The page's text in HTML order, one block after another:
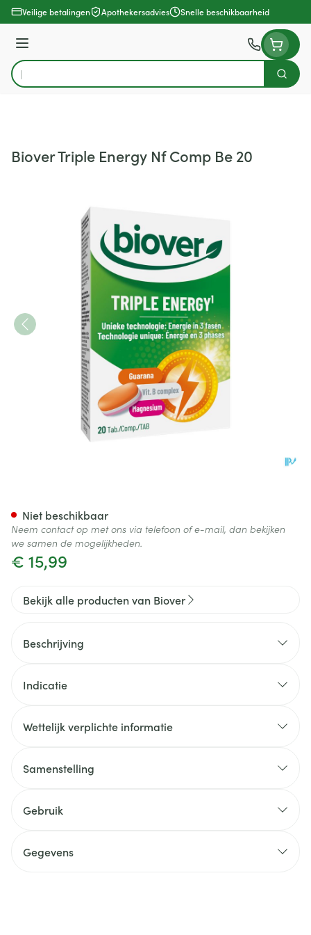
Ga naar de inhoud
Veilige betalingen Apothekersadvies Snelle beschikbaarheid
Menu
Product, merk, categorie...
Zoek
Biover Triple Energy Nf Comp Be 20
€ 15,99
Niet beschikbaar
Neem contact op met ons via telefoon of e-mail, dan bekijken
we samen de mogelijkheden.
Bekijk alle producten van Biover
Beschrijving
Indicatie
Wettelijk verplichte informatie
Samenstelling
Gebruik
Gegevens